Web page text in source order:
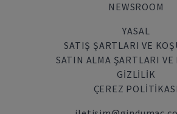
NEWSROOM
YASAL
SATIŞ ŞARTLARI VE
SATIN ALMA ŞARTLARI VE
GİZLİLİK
ÇEREZ POLITIKASI